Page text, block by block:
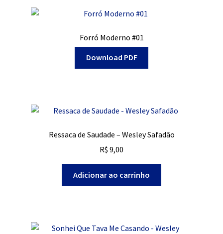
Forró Moderno #01
Download PDF
Ressaca de Saudade – Wesley Safadão
R$ 9,00
Adicionar ao carrinho